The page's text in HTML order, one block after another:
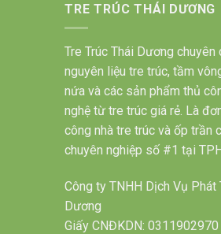
TRE TRÚC THÁI DƯƠNG
Tre Trúc Thái Dương chuyên
nguyên liệu tre trúc, tầm
nứa và các sản phẩm thủ
nghệ từ tre trúc giá rẻ. Là
công nhà tre trúc và ốp trần
chuyên nghiệp số #1 tại
Công ty TNHH Dịch Vụ Phát
Dương
Giấy CNĐKDN: 0311902970